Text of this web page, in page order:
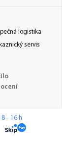
logistika
servis
8 - 16 h